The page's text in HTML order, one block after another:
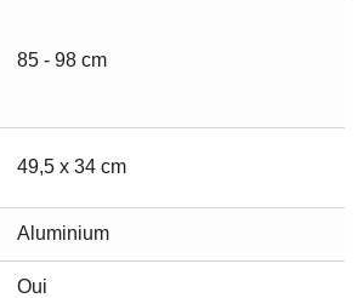
85 - 98 cm
49,5 x 34 cm
Aluminium
Oui